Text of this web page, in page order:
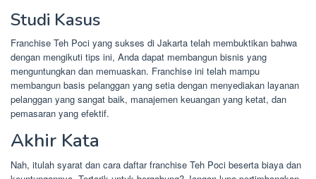
Studi Kasus
Franchise Teh Poci yang sukses di Jakarta telah membuktikan bahwa
dengan mengikuti tips ini, Anda dapat membangun bisnis yang
menguntungkan dan memuaskan. Franchise ini telah mampu
membangun basis pelanggan yang setia dengan menyediakan layanan
pelanggan yang sangat baik, manajemen keuangan yang ketat, dan
pemasaran yang efektif.
Akhir Kata
Nah, itulah syarat dan cara daftar franchise Teh Poci beserta biaya dan